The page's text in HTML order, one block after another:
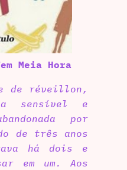
Meia Hora
de réveillon,
sensível e
por
de três anos
há dois e
em um. Aos